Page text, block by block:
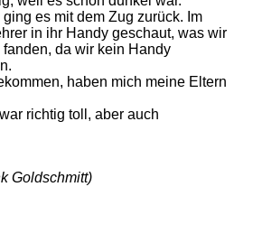
es mit dem Zug zurück. Im
in ihr Handy geschaut, was wir
da wir kein Handy
haben mich meine Eltern
richtig toll, aber auch
Goldschmitt)